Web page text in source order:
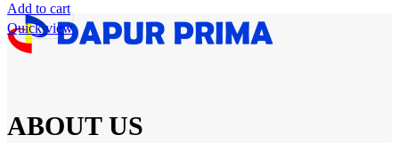
Add to cart
Quick view
ABOUT US